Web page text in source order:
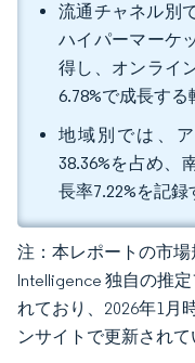
流通チャネル別
ハイパーマーケ
得し、オンライ
6.78%で成長する
地域別では、
38.36%を占め、
長率7.22%を記録
注：本レポートの市
Intelligence 独自の推
れており、2026年1月
ンサイトで更新されて